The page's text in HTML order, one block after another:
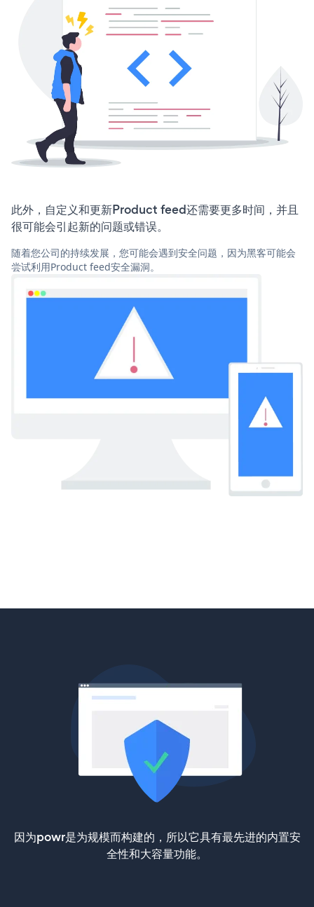
此外，自定义和更新Product feed还需要更多时间，并且
很可能会引起新的问题或错误。
随着您公司的持续发展，您可能会遇到安全问题，因为黑客可能会
尝试利用Product feed安全漏洞。
因为powr是为规模而构建的，所以它具有最先进的内置安
全性和大容量功能。